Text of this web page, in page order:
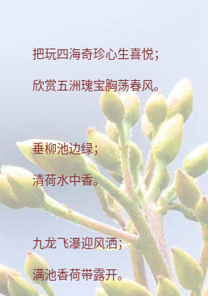
把玩四海奇珍心生喜悦；
欣赏五洲瑰宝胸荡春风。
垂柳池边绿；
清荷水中香。
九龙飞瀑迎风洒；
满池香荷带露开。